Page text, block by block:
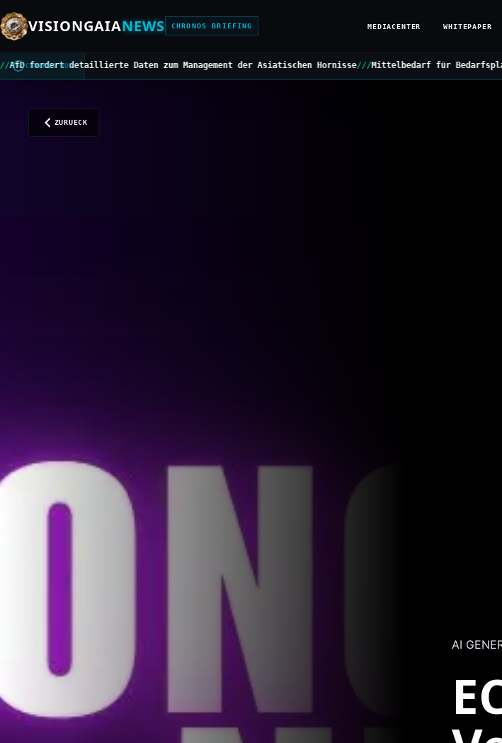
VISIONGAIANEWS CHRONOS BRIEFING MEDIACENTER WHITEPAPER
CHRONOS BUS
zum Management der Asiatischen Hornisse///Mittelbedarf für Bedarfsplan Schiene bis 2032///
ZURUECK
AI